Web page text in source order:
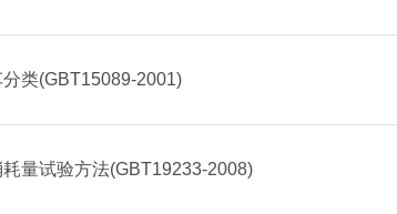
类(GBT15089-2001)
量试验方法(GBT19233-2008)